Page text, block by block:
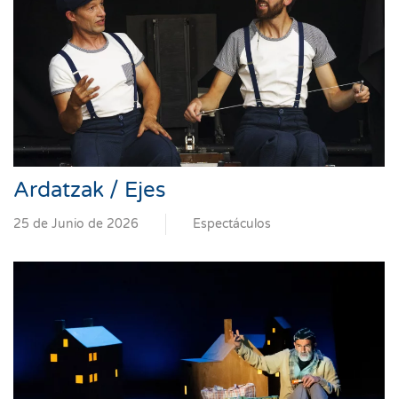
Ardatzak / Ejes
25 de Junio de 2026 Espectáculos